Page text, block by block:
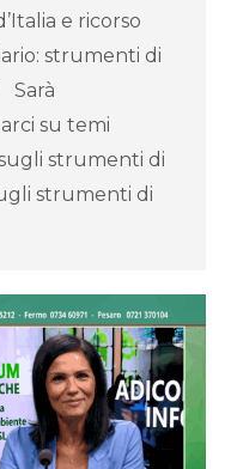
e ricorso
strumenti di
Sarà
su temi
strumenti di
strumenti di